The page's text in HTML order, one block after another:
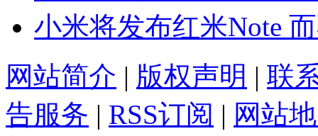
小米将发布红米Note
网站简介 | 版权声明 | 联
告服务 | RSS订阅 | 网站